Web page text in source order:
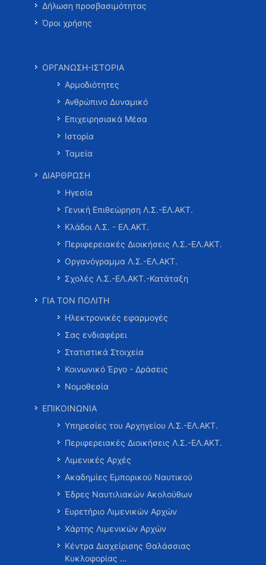
Δήλωση προσβασιμότητας
Όροι χρήσης
ΟΡΓΑΝΩΣΗ-ΙΣΤΟΡΙΑ
Αρμοδιότητες
Ανθρώπινο Δυναμικό
Επιχειρησιακά Μέσα
Ιστορία
Ταμεία
ΔΙΑΡΘΡΩΣΗ
Ηγεσία
Γενική Επιθεώρηση Λ.Σ.-ΕΛ.ΑΚΤ.
Κλάδοι Λ.Σ. - ΕΛ.ΑΚΤ.
Περιφερειακές Διοικήσεις Λ.Σ.-ΕΛ.ΑΚΤ.
Οργανόγραμμα Λ.Σ.-ΕΛ.ΑΚΤ.
Σχολές Λ.Σ.-ΕΛ.ΑΚΤ.-Κατάταξη
ΓΙΑ ΤΟΝ ΠΟΛΙΤΗ
Ηλεκτρονικές εφαρμογές
Σας ενδιαφέρει
Στατιστικά Στοιχεία
Κοινωνικό Έργο - Δράσεις
Νομοθεσία
ΕΠΙΚΟΙΝΩΝΙΑ
Υπηρεσίες του Αρχηγείου Λ.Σ.-ΕΛ.ΑΚΤ.
Περιφερειακές Διοικήσεις Λ.Σ.-ΕΛ.ΑΚΤ.
Λιμενικές Αρχές
Ακαδημίες Εμπορικού Ναυτικού
Έδρες Ναυτιλιακών Ακολούθων
Ευρετήριο Λιμενικών Αρχών
Χάρτης Λιμενικών Αρχών
Κέντρα Διαχείρισης Θαλάσσιας
Κυκλοφορίας …